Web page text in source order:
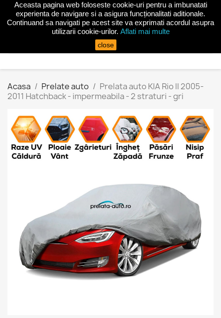
 shopping_cart

Acasa Prelate auto
Prelata auto KIA Rio II 2005-
2011 Hatchback - impermeabila - 2 straturi - gri
Aceasta pagina web foloseste cookie-uri pentru a imbunatati
experienta de navigare si a asigura funcționalitati aditionale.
Continuand sa navigati pe acest site va exprimati acordul asupra
utilizarii cookie-urilor. Aflati mai multe
close